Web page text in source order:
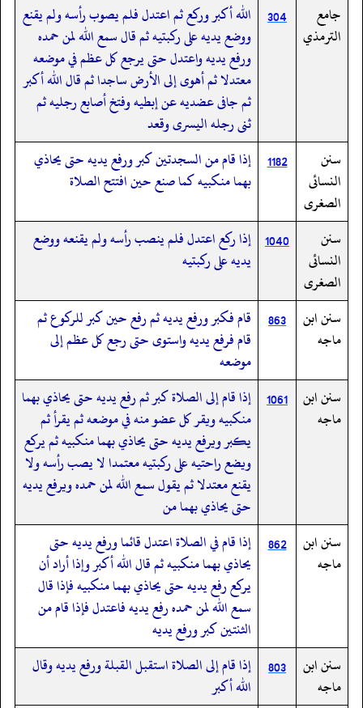
جامع
الترمذي
304
الله أكبر وركع ثم اعتدل فلم يصوب رأسه ولم يقنع
ووضع يديه على ركبتيه ثم قال سمع الله لمن حمده
ورفع يديه واعتدل حتى يرجع كل عظم في موضعه
معتدلا ثم أهوى إلى الأرض ساجدا ثم قال الله أكبر
ثم جافى عضديه عن إبطيه وفتخ أصابع رجليه ثم
ثنى رجله اليسرى وقعد
سنن
النسائى
الصغرى
1182
إذا قام من السجدتين كبر ورفع يديه حتى يحاذي
بهما منكبيه كما صنع حين افتتح الصلاة
سنن
النسائى
الصغرى
1040 إذا ركع اعتدل فلم ينصب رأسه ولم يقنعه ووضع
يديه على ركبتيه
سنن ابن
ماجه
863
قام فكبر ورفع يديه ثم رفع حين كبر للركوع ثم
قام فرفع يديه واستوى حتى رجع كل عظم إلى
موضعه
سنن ابن
ماجه
1061 إذا قام إلى الصلاة كبر ثم رفع يديه حتى يحاذي بهما
منكبيه ويقر كل عضو منه في موضعه ثم يقرأ ثم
يكبر ويرفع يديه حتى يحاذي بهما منكبيه ثم يركع
ويضع راحتيه على ركبتيه معتمدا لا يصب رأسه ولا
يقنع معتدلا ثم يقول سمع الله لمن حمده ويرفع يديه
حتى يحاذي بهما من
سنن ابن
ماجه
862
إذا قام في الصلاة اعتدل قائما ورفع يديه حتى
يحاذي بهما منكبيه ثم قال الله أكبر وإذا أراد أن
يركع رفع يديه حتى يحاذي بهما منكبيه فإذا قال
سمع الله لمن حمده رفع يديه فاعتدل فإذا قام من
الثنتين كبر ورفع يديه
سنن ابن
ماجه
803
إذا قام إلى الصلاة استقبل القبلة ورفع يديه وقال
الله أكبر